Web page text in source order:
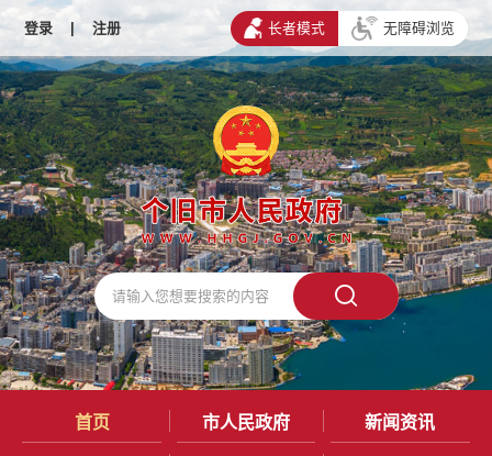
登录 | 注册 长者模式 无障碍浏览
首页 市人民政府 新闻资讯